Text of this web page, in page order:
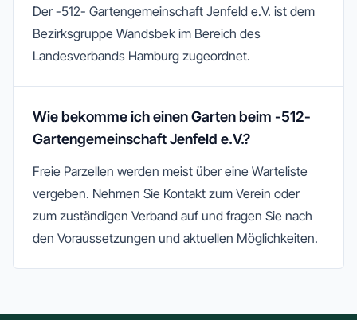
Der -512- Gartengemeinschaft Jenfeld e.V. ist dem
Bezirksgruppe Wandsbek im Bereich des
Landesverbands Hamburg zugeordnet.
Wie bekomme ich einen Garten beim -512-
Gartengemeinschaft Jenfeld e.V.?
Freie Parzellen werden meist über eine Warteliste
vergeben. Nehmen Sie Kontakt zum Verein oder
zum zuständigen Verband auf und fragen Sie nach
den Voraussetzungen und aktuellen Möglichkeiten.